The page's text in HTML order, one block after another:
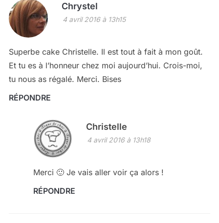
Chrystel
4 avril 2016 à 13h15
Superbe cake Christelle. Il est tout à fait à mon goût.
Et tu es à l’honneur chez moi aujourd’hui. Crois-moi,
tu nous as régalé. Merci. Bises
RÉPONDRE
Christelle
4 avril 2016 à 13h18
Merci 🙂 Je vais aller voir ça alors !
RÉPONDRE